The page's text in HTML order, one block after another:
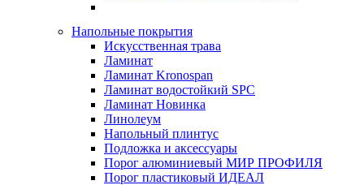
Напольные покрытия
Искусственная трава
Ламинат
Ламинат Kronospan
Ламинат водостойкий SPC
Ламинат Новинка
Линолеум
Напольный плинтус
Подложка и аксессуары
Порог алюминиевый МИР ПРОФИЛЯ
Порог пластиковый ИДЕАЛ